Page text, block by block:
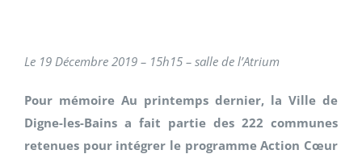
Le 19 Décembre 2019 – 15h15 – salle de l’Atrium
Pour mémoire Au printemps dernier, la Ville de
Digne-les-Bains a fait partie des 222 communes
retenues pour intégrer le programme Action Cœur